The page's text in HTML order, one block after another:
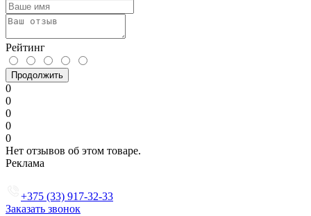
Рейтинг
Продолжить
0
0
0
0
0
Нет отзывов об этом товаре.
Реклама
+375 (33) 917-32-33
Заказать звонок